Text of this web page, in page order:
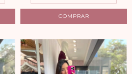
COMPRAR